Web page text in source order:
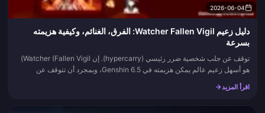
2026-06-04
دليل زعيم Watcher Fallen Vigil: الفرق، الغنائم، وكيفية هزيمته
بسرعة
توقف عن جلب شخصية ضرر رئيسي (hypercarry). إن Watcher (Fallen Vigil)
هو أسهل زعيم عالم يمكن هزيمته في Genshin 6.5، وبمجرد أن تتوقف عن
معاملته كسباق لإلحاق الضرر، تنهار المعركة بأكملها إلى حلقة قصيرة...
اقرأ المزيد